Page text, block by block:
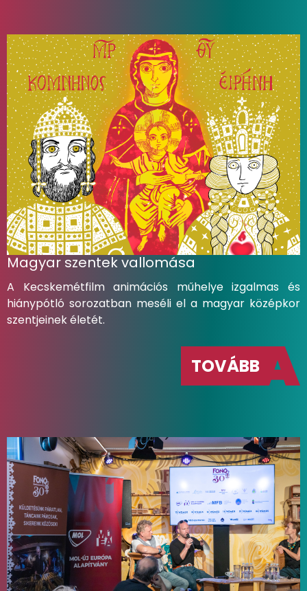
Magyar szentek vallomása
A Kecskemétfilm animációs műhelye izgalmas és
hiánypótló sorozatban meséli el a magyar középkor
szentjeinek életét.
TOVÁBB